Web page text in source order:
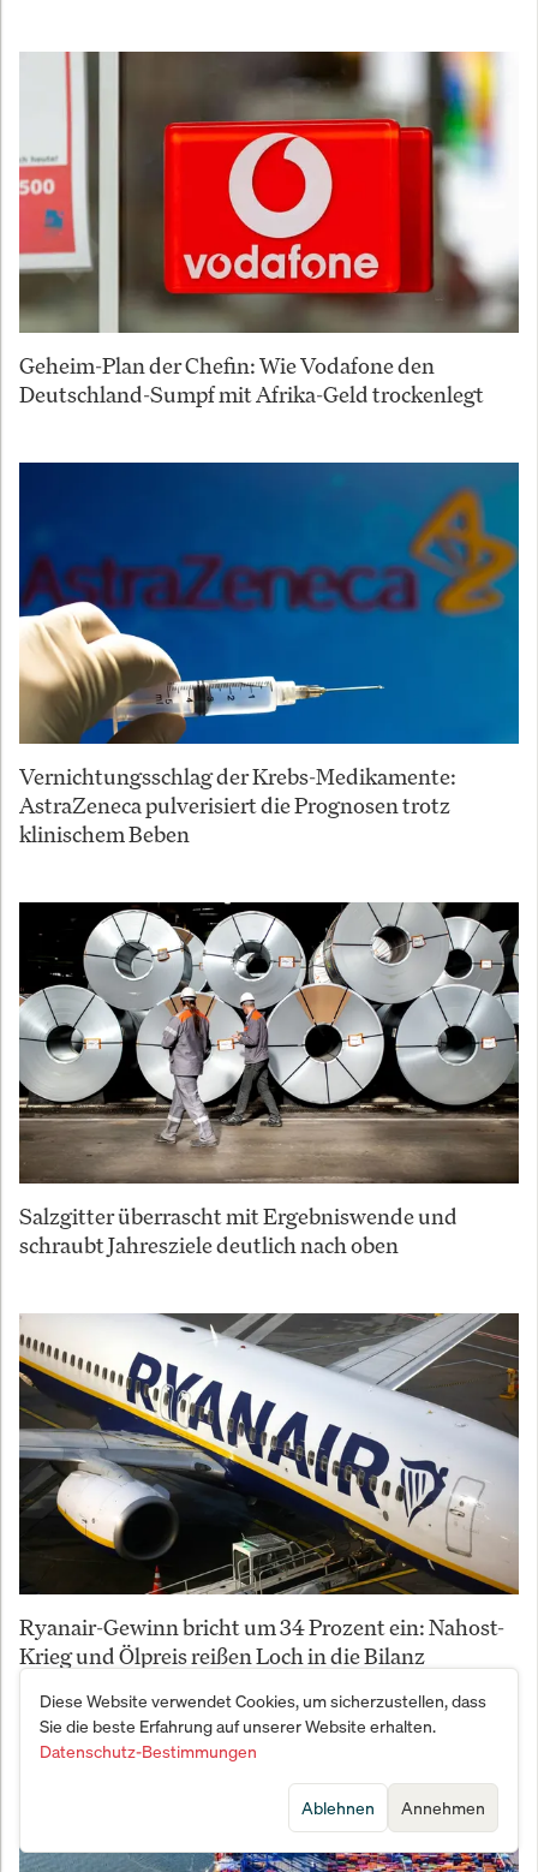
Geheim-Plan der Chefin: Wie Vodafone den
Deutschland-Sumpf mit Afrika-Geld trockenlegt
Vernichtungsschlag der Krebs-Medikamente:
AstraZeneca pulverisiert die Prognosen trotz
klinischem Beben
Salzgitter überrascht mit Ergebniswende und
schraubt Jahresziele deutlich nach oben
Ryanair-Gewinn bricht um 34 Prozent ein: Nahost-
Krieg und Ölpreis reißen Loch in die Bilanz
Diese Website verwendet Cookies, um sicherzustellen, dass
Sie die beste Erfahrung auf unserer Website erhalten.
Datenschutz-Bestimmungen
Annehmen
Ablehnen